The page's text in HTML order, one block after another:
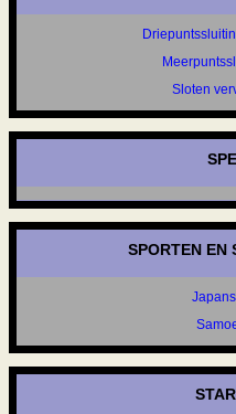
Sloten
SPORTEN EN